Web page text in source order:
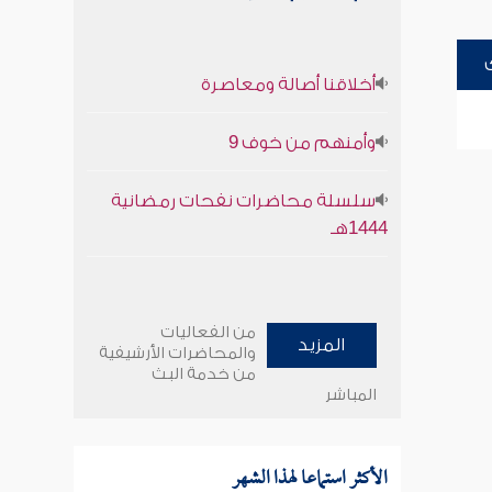
أخلاقنا أصالة ومعاصرة
وأمنهم من خوف 9
سلسلة محاضرات نفحات رمضانية
1444هـ
المزيد
من الفعاليات
والمحاضرات الأرشيفية
من خدمة البث
المباشر
الأكثر استماعا لهذا الشهر